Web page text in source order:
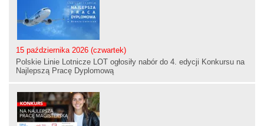
15 października 2026 (czwartek)
Polskie Linie Lotnicze LOT ogłosiły nabór do 4. edycji Konkursu na
Najlepszą Pracę Dyplomową